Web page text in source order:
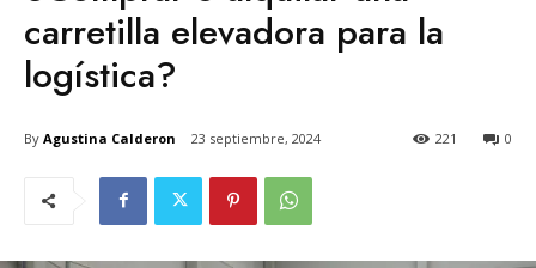
carretilla elevadora para la
logística?
By Agustina Calderon 23 septiembre, 2024 0
221